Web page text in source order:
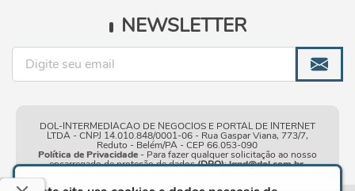
NEWSLETTER
DOL-INTERMEDIACAO DE NEGOCIOS E PORTAL DE INTERNET
LTDA - CNPJ 14.010.848/0001-06 - Rua Gaspar Viana, 773/7,
Reduto - Belém/PA - CEP 66.053-090
Política de Privacidade- Para fazer qualquer solicitação ao nosso
encarregado de proteção de dados(DPO):lgpd@dol.com.br.